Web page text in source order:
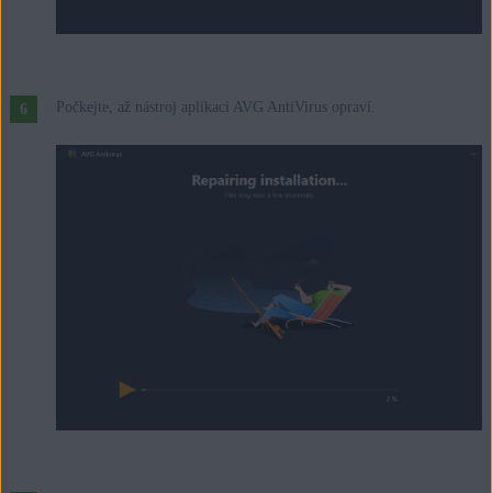
Počkejte, až nástroj aplikaci AVG AntiVirus opraví.